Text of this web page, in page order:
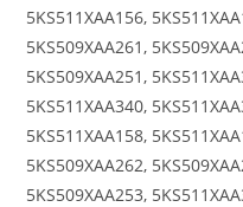
5KS511XAA156,
5KS509XAA261,
5KS509XAA251,
5KS511XAA340,
5KS511XAA158,
5KS509XAA262,
5KS509XAA253,